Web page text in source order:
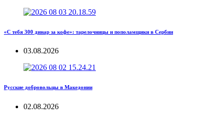
«С тебя 300 динар за кофе»: тарелочницы и пополамщики в Сербии
03.08.2026
Русские добровольцы в Македонии
02.08.2026